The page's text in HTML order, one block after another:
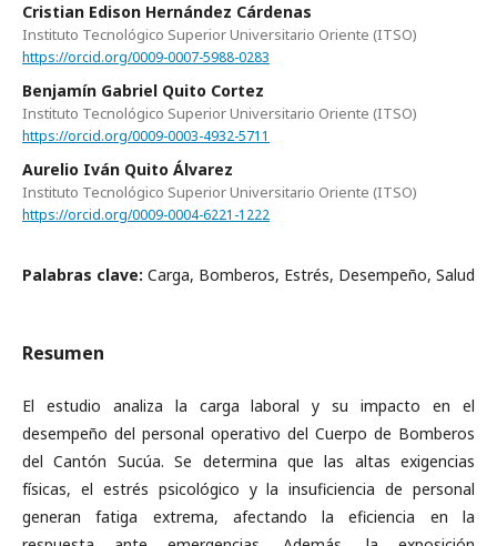
Cristian Edison Hernández Cárdenas
Instituto Tecnológico Superior Universitario Oriente (ITSO)
https://orcid.org/0009-0007-5988-0283
Benjamín Gabriel Quito Cortez
Instituto Tecnológico Superior Universitario Oriente (ITSO)
https://orcid.org/0009-0003-4932-5711
Aurelio Iván Quito Álvarez
Instituto Tecnológico Superior Universitario Oriente (ITSO)
https://orcid.org/0009-0004-6221-1222
Palabras clave: Carga, Bomberos, Estrés, Desempeño, Salud
Resumen
El estudio analiza la carga laboral y su impacto en el
desempeño del personal operativo del Cuerpo de Bomberos
del Cantón Sucúa. Se determina que las altas exigencias
físicas, el estrés psicológico y la insuficiencia de personal
generan fatiga extrema, afectando la eficiencia en la